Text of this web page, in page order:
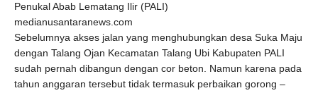
Penukal Abab Lematang Ilir (PALI)
medianusantaranews.com
Sebelumnya akses jalan yang menghubungkan desa Suka Maju
dengan Talang Ojan Kecamatan Talang Ubi Kabupaten PALI
sudah pernah dibangun dengan cor beton. Namun karena pada
tahun anggaran tersebut tidak termasuk perbaikan gorong –